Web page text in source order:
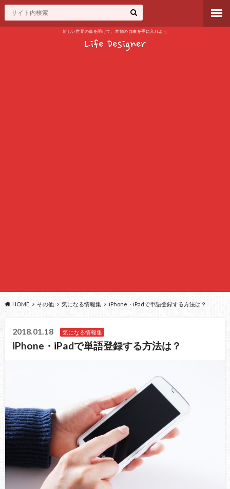
新しい世界の扉を開けて、本物の自由を手に入れよう
HOME その他 気になる情報集 iPhone・iPadで単語登録する方法は？
2018.01.18 気になる情報集
iPhone・iPadで単語登録する方法は？